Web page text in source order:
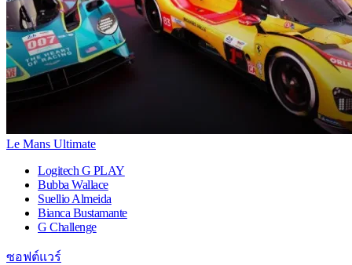
Le Mans Ultimate
Logitech G PLAY
Bubba Wallace
Suellio Almeida
Bianca Bustamante
G Challenge
ซอฟต์แวร์